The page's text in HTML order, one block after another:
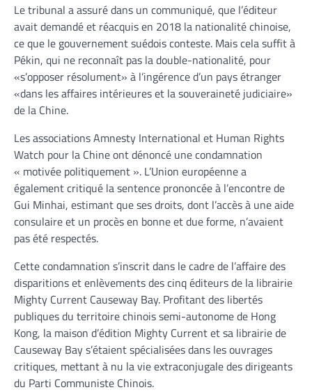
Le tribunal a assuré dans un communiqué, que l’éditeur
avait demandé et réacquis en 2018 la nationalité chinoise,
ce que le gouvernement suédois conteste. Mais cela suffit à
Pékin, qui ne reconnaît pas la double-nationalité, pour
«s’opposer résolument» à l’ingérence d’un pays étranger
«dans les affaires intérieures et la souveraineté judiciaire»
de la Chine.
Les associations Amnesty International et Human Rights
Watch pour la Chine ont dénoncé une condamnation
« motivée politiquement ». L’Union européenne a
également critiqué la sentence prononcée à l’encontre de
Gui Minhai, estimant que ses droits, dont l’accès à une aide
consulaire et un procès en bonne et due forme, n’avaient
pas été respectés.
Cette condamnation s’inscrit dans le cadre de l’affaire des
disparitions et enlèvements des cinq éditeurs de la librairie
Mighty Current Causeway Bay. Profitant des libertés
publiques du territoire chinois semi-autonome de Hong
Kong, la maison d’édition Mighty Current et sa librairie de
Causeway Bay s’étaient spécialisées dans les ouvrages
critiques, mettant à nu la vie extraconjugale des dirigeants
du Parti Communiste Chinois.